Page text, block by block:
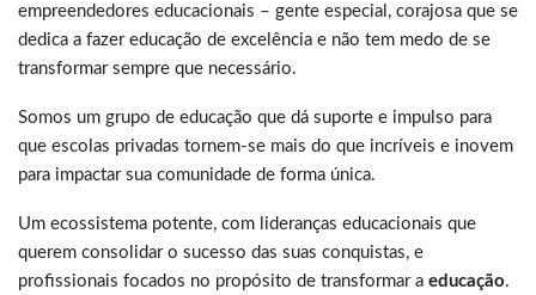
empreendedores educacionais – gente especial, corajosa que se
dedica a fazer educação de excelência e não tem medo de se
transformar sempre que necessário.
Somos um grupo de educação que dá suporte e impulso para
que escolas privadas tornem-se mais do que incríveis e inovem
para impactar sua comunidade de forma única.
Um ecossistema potente, com lideranças educacionais que
querem consolidar o sucesso das suas conquistas, e
profissionais focados no propósito de transformar a educação.